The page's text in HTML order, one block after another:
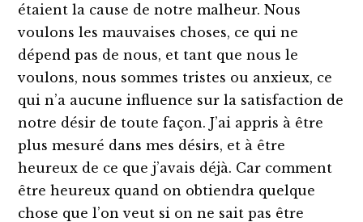
étaient la cause de notre malheur. Nous
voulons les mauvaises choses, ce qui ne
dépend pas de nous, et tant que nous le
voulons, nous sommes tristes ou anxieux, ce
qui n’a aucune influence sur la satisfaction de
notre désir de toute façon. J’ai appris à être
plus mesuré dans mes désirs, et à être
heureux de ce que j’avais déjà. Car comment
être heureux quand on obtiendra quelque
chose que l’on veut si on ne sait pas être